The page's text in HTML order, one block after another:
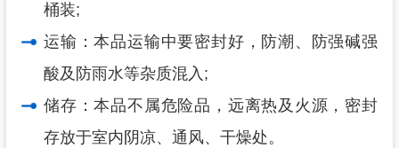
桶装;
运输：本品运输中要密封好，防潮、防强碱强
酸及防雨水等杂质混入;
储存：本品不属危险品，远离热及火源，密封
存放于室内阴凉、通风、干燥处。